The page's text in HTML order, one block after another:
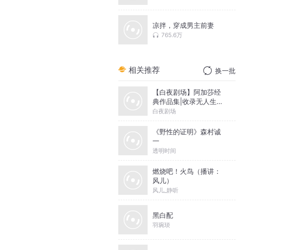
凉拌，穿成男主前妻
765.6万
相关推荐 换一批
【白夜剧场】阿加莎经
典作品集|收录无人生还
等作品
白夜剧场
《野性的证明》森村诚
一
透明时间
燃烧吧！火鸟（播讲：
风儿）
风儿_静听
黑白配
羽琬琰